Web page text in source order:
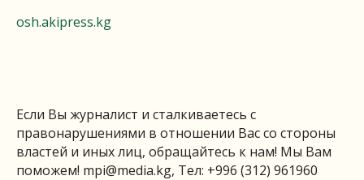
osh.akipress.kg
Если Вы журналист и сталкиваетесь с
правонарушениями в отношении Вас со стороны
властей и иных лиц, обращайтесь к нам! Мы Вам
поможем! mpi@media.kg, Тел: +996 (312) 961960